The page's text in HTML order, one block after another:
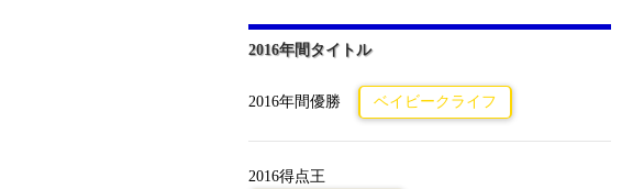
2016年間タイトル
2016年間優勝 ベイビークライフ
2016得点王